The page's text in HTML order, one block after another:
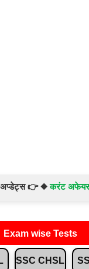
◆करंट अफेयर्स
Exam wise Tests
SSC CHSL